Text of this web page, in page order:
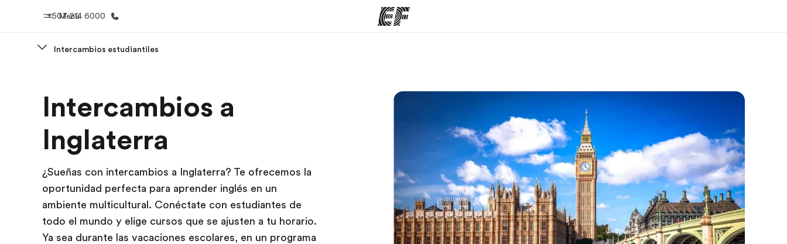
Menú
+507 214 6000
Bienvenido a EF Ver todo lo que hacemos Encuentra una oficina
Intercambios estudiantiles
Intercambios a
Inglaterra
¿Sueñas con intercambios a Inglaterra? Te ofrecemos la
oportunidad perfecta para aprender inglés en un
ambiente multicultural. Conéctate con estudiantes de
todo el mundo y elige cursos que se ajusten a tu horario.
Ya sea durante las vacaciones escolares, en un programa